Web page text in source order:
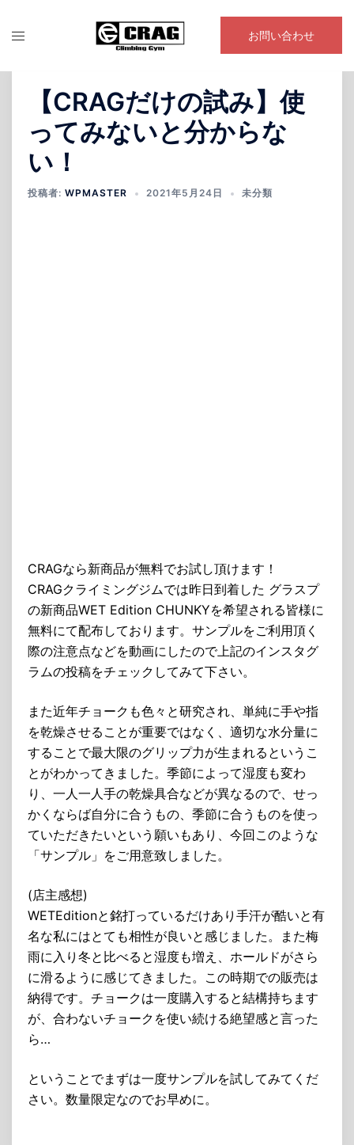
ン
お問い合わせ
【CRAGだけの試み】使
ってみないと分からな
い！
投稿者: WPMASTER 2021年5月24日 未分類
CRAGなら新商品が無料でお試し頂けます！
CRAGクライミングジムでは昨日到着した グラスプ
の新商品WET Edition CHUNKYを希望される皆様に
無料にて配布しております。サンプルをご利用頂く
際の注意点などを動画にしたので上記のインスタグ
ラムの投稿をチェックしてみて下さい。
また近年チョークも色々と研究され、単純に手や指
を乾燥させることが重要ではなく、適切な水分量に
することで最大限のグリップ力が生まれるというこ
とがわかってきました。季節によって湿度も変わ
り、一人一人手の乾燥具合などが異なるので、せっ
かくならば自分に合うもの、季節に合うものを使っ
ていただきたいという願いもあり、今回このような
「サンプル」をご用意致しました。
(店主感想)
WETEditionと銘打っているだけあり手汗が酷いと有
名な私にはとても相性が良いと感じました。また梅
雨に入り冬と比べると湿度も増え、ホールドがさら
に滑るように感じてきました。この時期での販売は
納得です。チョークは一度購入すると結構持ちます
が、合わないチョークを使い続ける絶望感と言った
ら…
ということでまずは一度サンプルを試してみてくだ
さい。数量限定なのでお早めに。